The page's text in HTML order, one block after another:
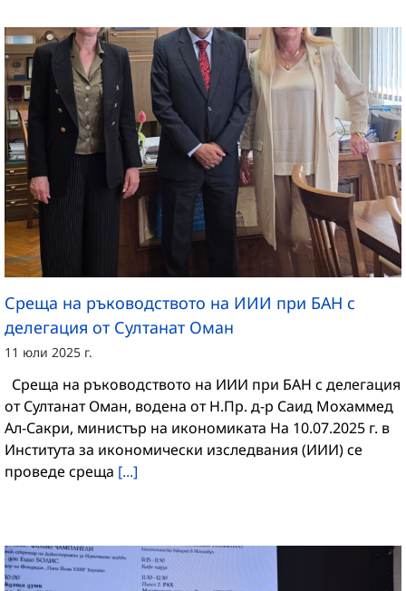
Среща на ръководството на ИИИ при БАН с
делегация от Султанат Оман
11 юли 2025 г.
Среща на ръководството на ИИИ при БАН с делегация
от Султанат Оман, водена от Н.Пр. д-р Саид Мохаммед
Ал-Сакри, министър на икономиката На 10.07.2025 г. в
Института за икономически изследвания (ИИИ) се
проведе среща [...]